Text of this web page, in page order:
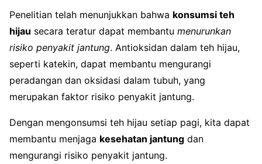
Penelitian telah menunjukkan bahwa konsumsi teh
hijau secara teratur dapat membantu menurunkan
risiko penyakit jantung. Antioksidan dalam teh hijau,
seperti katekin, dapat membantu mengurangi
peradangan dan oksidasi dalam tubuh, yang
merupakan faktor risiko penyakit jantung.
Dengan mengonsumsi teh hijau setiap pagi, kita dapat
membantu menjaga kesehatan jantung dan
mengurangi risiko penyakit jantung.